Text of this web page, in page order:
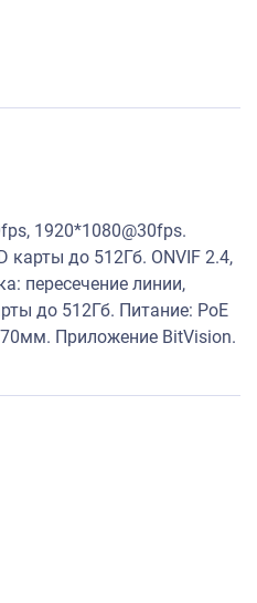
1920*1080@30fps.
до 512Гб. ONVIF 2.4,
пересечение линии,
до 512Гб. Питание: PoE
Приложение BitVision.